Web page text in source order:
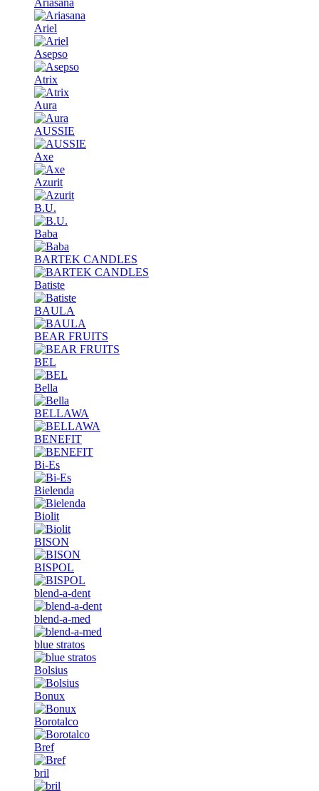
Ariasana
Ariel
Asepso
Atrix
Aura
AUSSIE
Axe
Azurit
B.U.
Baba
BARTEK CANDLES
Batiste
BAULA
BEAR FRUITS
BEL
Bella
BELLAWA
BENEFIT
Bi-Es
Bielenda
Biolit
BISON
BISPOL
blend-a-dent
blend-a-med
blue stratos
Bolsius
Bonux
Borotalco
Bref
bril